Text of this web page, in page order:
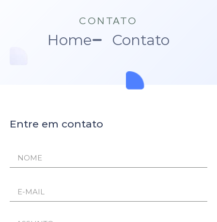
CONTATO
Home Contato
Entre em contato